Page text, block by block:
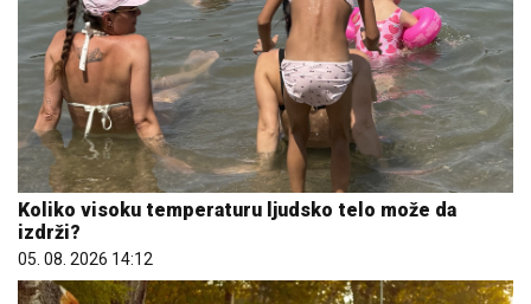
Koliko visoku temperaturu ljudsko telo može da
izdrži?
05. 08. 2026 14:12